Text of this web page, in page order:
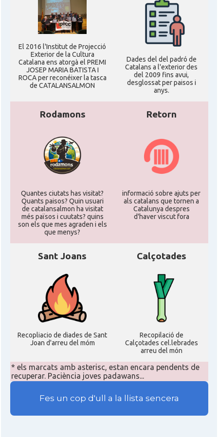
El 2016 l'Institut de Projecció
Exterior de la Cultura
Catalana ens atorgà el PREMI
JOSEP MARIA BATISTA I
ROCA per reconéixer la tasca
de CATALANSALMON
Dades del del padró de
Catalans a l'exterior des
del 2009 fins avui,
desglossat per paisos i
anys.
Rodamons
Quantes ciutats has visitat?
Quants paisos? Quin usuari
de catalansalmon ha visitat
més països i cuutats? quins
son els que mes agraden i els
que menys?
Retorn
informació sobre ajuts per
als catalans que tornen a
Catalunya despres
d'haver viscut fora
Sant Joans
Recopliacio de diades de Sant
Joan d'arreu del móm
Calçotades
Recopilació de
Calçotades cel.lebrades
arreu del món
* els marcats amb asterisc, estan encara pendents de
recuperar. Paciència joves padawans...
Fes un cop d'ull a la llista sencera